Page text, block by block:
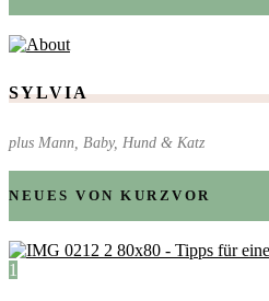
SYLVIA
plus Mann, Baby, Hund & Katz
NEUES VON KURZVOR
1